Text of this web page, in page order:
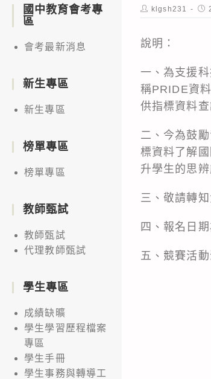
Post
author:
klgsh231
說明：
一、為支援
稱PRIDE資
供指標資料
二、今為鼓
標資料了解
升學生的思
三、敬請轉
四、報名日
五、競賽活
國中教育會考專
區
會考最新消息
新生專區
新生專區
榜單專區
榜單專區
教師甄試
教師甄試
代理教師甄試
學生專區
成績缺曠
學生學習歷程檔案
專區
學生手冊
學生事務與轉導工